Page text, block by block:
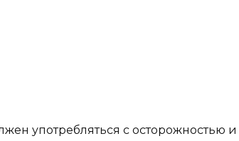
употребляться с осторожностью и